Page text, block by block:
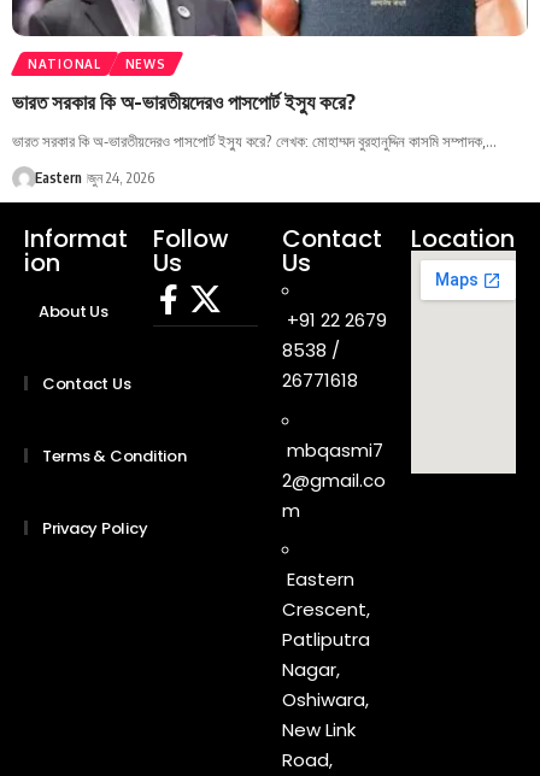
NATIONAL NEWS
ভারত সরকার কি অ-ভারতীয়দেরও পাসপোর্ট ইস্যু করে?
ভারত সরকার কি অ-ভারতীয়দেরও পাসপোর্ট ইস্যু করে? লেখক: মোহাম্মদ বুরহানুদ্দিন কাসমি সম্পাদক,…
Eastern জুন 24, 2026
Informat
ion
About Us
Contact Us
Terms & Condition
Privacy Policy
Follow
Us
Contact
Us
+91 22 2679
8538 /
26771618
mbqasmi7
2@gmail.co
m
Eastern
Crescent,
Patliputra
Nagar,
Oshiwara,
New Link
Road,
Location